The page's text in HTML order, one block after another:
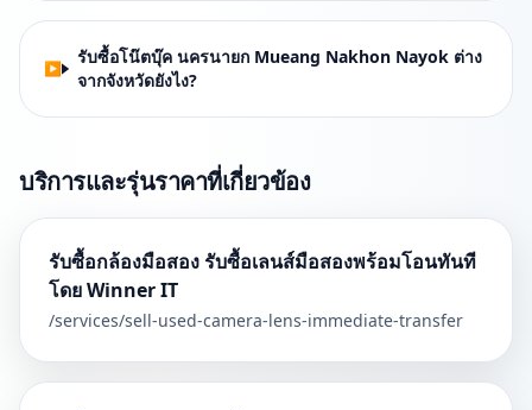
รับซื้อโน๊ตบุ๊ค นครนายก Mueang Nakhon Nayok ต่าง
จากจังหวัดยังไง?
บริการและรุ่นราคาที่เกี่ยวข้อง
รับซื้อกล้องมือสอง รับซื้อเลนส์มือสองพร้อมโอนทันที
โดย Winner IT
/services/sell-used-camera-lens-immediate-transfer